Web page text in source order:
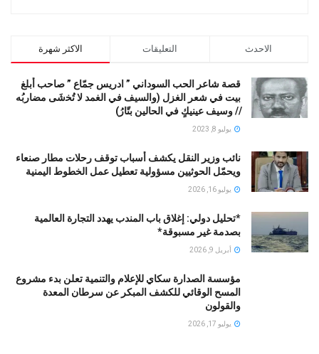
الاكثر شهرة التعليقات الاحدث
قصة شاعر الحب السوداني ” ادريس جمّاع ” صاحب أبلغ
بيت في شعر الغزل (وﺍﻟﺴﻴﻒ ﻓﻲ الغمد ﻻ ﺗُﺨشَى مضاربُه
// ﻭﺳﻴﻒ ﻋﻴﻨﻴﻚٍ ﻓﻲ ﺍﻟﺤﺎﻟﻴﻦ ﺑﺘّﺎﺭُ)
يوليو 8, 2023
نائب وزير النقل يكشف أسباب توقف رحلات مطار صنعاء
ويحمّل الحوثيين مسؤولية تعطيل عمل الخطوط اليمنية
يوليو 16, 2026
*تحليل دولي: إغلاق باب المندب يهدد التجارة العالمية
بصدمة غير مسبوقة*
أبريل 9, 2026
مؤسسة الصدارة سكاي للإعلام والتنمية تعلن بدء مشروع
المسح الوقائي للكشف المبكر عن سرطان المعدة
والقولون
يوليو 17, 2026